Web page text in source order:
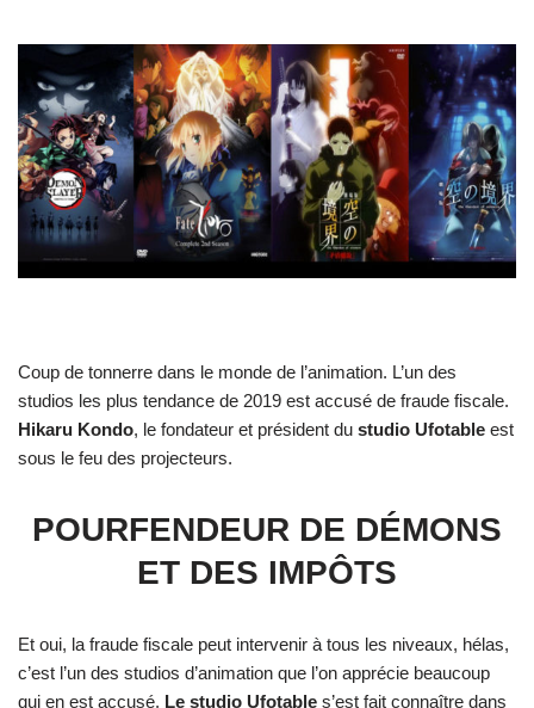
Coup de tonnerre dans le monde de l’animation. L’un des
studios les plus tendance de 2019 est accusé de fraude fiscale.
Hikaru Kondo, le fondateur et président du studio Ufotable est
sous le feu des projecteurs.
POURFENDEUR DE DÉMONS
ET DES IMPÔTS
Et oui, la fraude fiscale peut intervenir à tous les niveaux, hélas,
c’est l’un des studios d’animation que l’on apprécie beaucoup
qui en est accusé. Le studio Ufotable s’est fait connaître dans